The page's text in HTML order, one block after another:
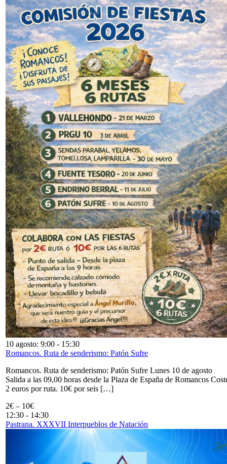
10 agosto: 9:00 - 15:30
Romancos. Ruta de senderismo: Patón Sufre
Romancos. Ruta de senderismo: Patón Sufre Lunes 10 de agosto
Salida a las 09,00 horas desde la Plaza de España de Romancos
2 euros por ruta. 10€ por seis […]
2€ – 10€
12:30 - 14:30
Pastrana. XXXVII Interpueblos de Natación